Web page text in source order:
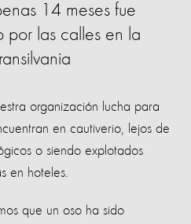
14 meses fue
por las calles en la
organización lucha para
en cautiverio, lejos de
o siendo explotados
en hoteles.
que un oso ha sido